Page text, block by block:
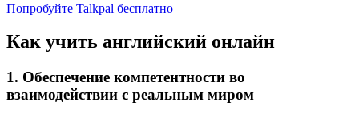
Попробуйте Talkpal бесплатно
Как учить английский онлайн
1. Обеспечение компетентности во
взаимодействии с реальным миром